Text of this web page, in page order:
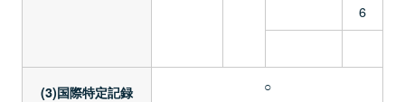
6
(3)国際特定記録
○